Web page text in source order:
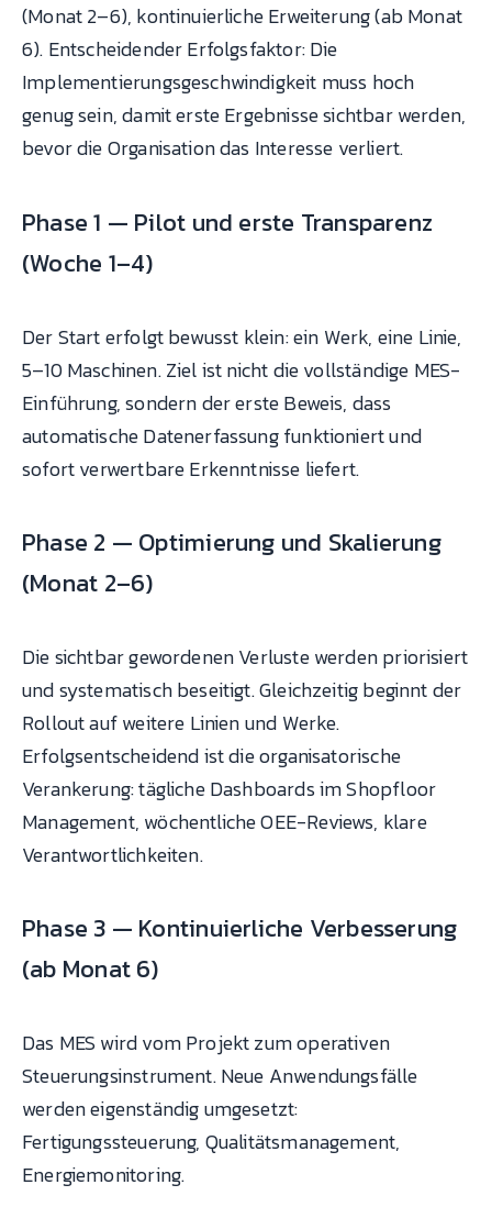
(Monat 2–6), kontinuierliche Erweiterung (ab Monat
6). Entscheidender Erfolgsfaktor: Die
Implementierungsgeschwindigkeit muss hoch
genug sein, damit erste Ergebnisse sichtbar werden,
bevor die Organisation das Interesse verliert.
Phase 1 — Pilot und erste Transparenz
(Woche 1–4)
Der Start erfolgt bewusst klein: ein Werk, eine Linie,
5–10 Maschinen. Ziel ist nicht die vollständige MES-
Einführung, sondern der erste Beweis, dass
automatische Datenerfassung funktioniert und
sofort verwertbare Erkenntnisse liefert.
Phase 2 — Optimierung und Skalierung
(Monat 2–6)
Die sichtbar gewordenen Verluste werden priorisiert
und systematisch beseitigt. Gleichzeitig beginnt der
Rollout auf weitere Linien und Werke.
Erfolgsentscheidend ist die organisatorische
Verankerung: tägliche Dashboards im Shopfloor
Management, wöchentliche OEE-Reviews, klare
Verantwortlichkeiten.
Phase 3 — Kontinuierliche Verbesserung
(ab Monat 6)
Das MES wird vom Projekt zum operativen
Steuerungsinstrument. Neue Anwendungsfälle
werden eigenständig umgesetzt:
Fertigungssteuerung, Qualitätsmanagement,
Energiemonitoring.